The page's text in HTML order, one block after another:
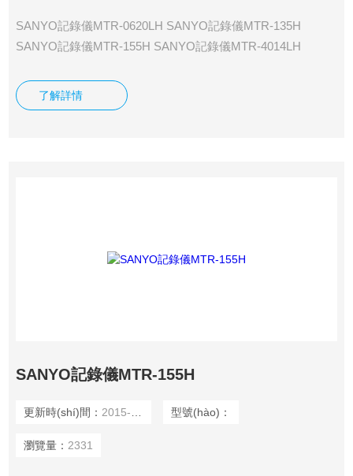
SANYO記錄儀MTR-0620LH SANYO記錄儀MTR-135H
SANYO記錄儀MTR-155H SANYO記錄儀MTR-4014LH
錄儀MTR-G3504 SANYO記錄儀MTR-G85
了解詳情
SANYO記錄儀MTR-155H
更新時(shí)間： 2015-12-02 型號(hào)：
瀏覽量： 2331